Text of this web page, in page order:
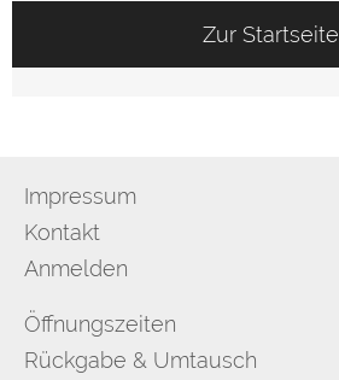
Zur Startseite
Impressum
Kontakt
Anmelden
Öffnungszeiten
Rückgabe & Umtausch